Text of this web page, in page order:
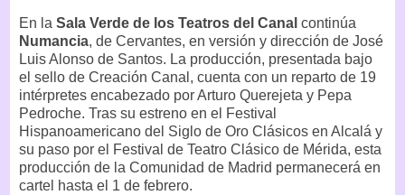
En la Sala Verde de los Teatros del Canal continúa
Numancia, de Cervantes, en versión y dirección de José
Luis Alonso de Santos. La producción, presentada bajo
el sello de Creación Canal, cuenta con un reparto de 19
intérpretes encabezado por Arturo Querejeta y Pepa
Pedroche. Tras su estreno en el Festival
Hispanoamericano del Siglo de Oro Clásicos en Alcalá y
su paso por el Festival de Teatro Clásico de Mérida, esta
producción de la Comunidad de Madrid permanecerá en
cartel hasta el 1 de febrero.